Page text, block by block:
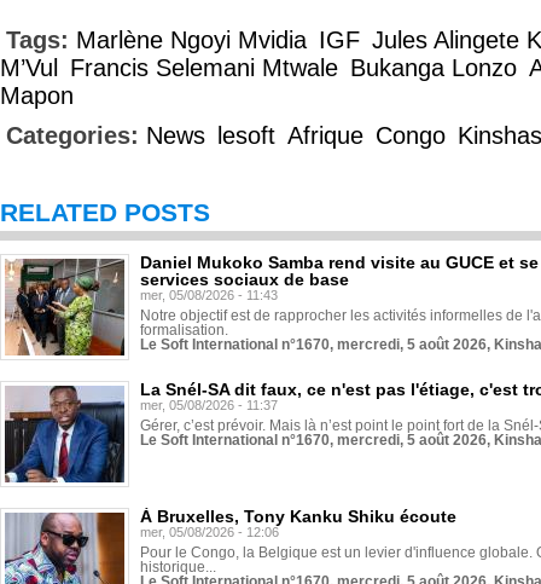
Tags: Marlène Ngoyi Mvidia IGF Jules Alingete
M’Vul
Francis Selemani Mtwale Bukanga Lonzo
Mapon
Categories: News lesoft Afrique Congo
RELATED POSTS
Daniel Mukoko Samba rend visite au GUCE et
services sociaux de base
mer, 05/08/2026 - 11:43
Notre objectif est de rapprocher les activités informelles de
formalisation.
Le Soft International n°1670, mercredi, 5 août 2026,
La Snél-SA dit faux, ce n'est pas l'étiage, c'est
mer, 05/08/2026 - 11:37
Gérer, c’est prévoir. Mais là n’est point le point fort de la
Le Soft International n°1670, mercredi, 5 août 2026,
À Bruxelles, Tony Kanku Shiku écoute
mer, 05/08/2026 - 12:06
Pour le Congo, la Belgique est un levier d'influence globale.
historique...